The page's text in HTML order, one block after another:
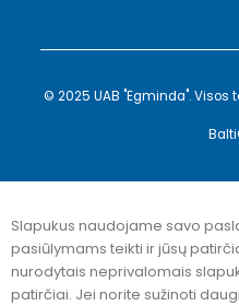
© 2025 UAB "Egminda".
Slapukus naudojame savo
pasiūlymams teikti ir jūsų
nurodytais neprivalomais
patirčiai. Jei norite sužinoti